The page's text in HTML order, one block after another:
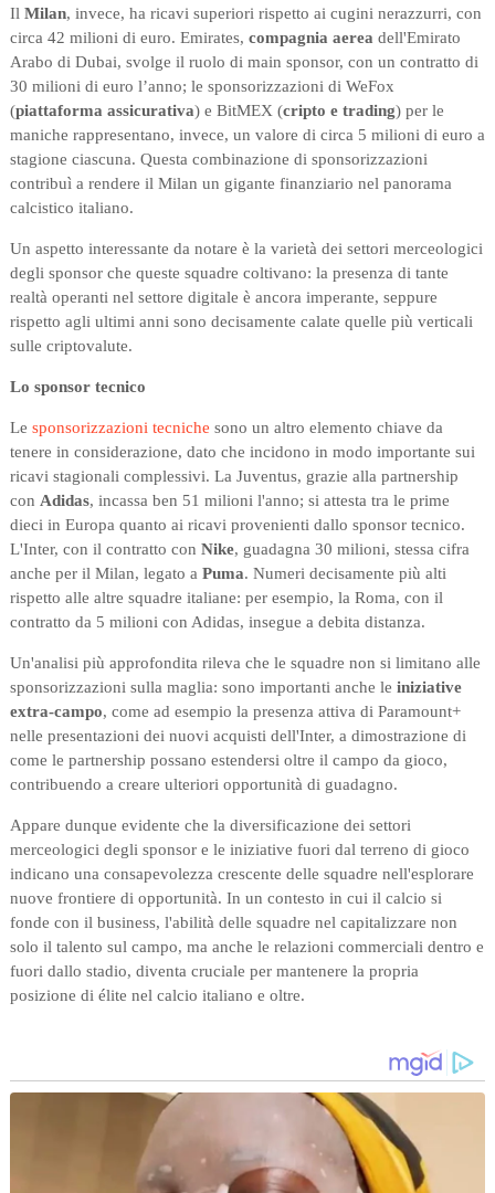
Il Milan, invece, ha ricavi superiori rispetto ai cugini nerazzurri, con
circa 42 milioni di euro. Emirates, compagnia aerea dell'Emirato
Arabo di Dubai, svolge il ruolo di main sponsor, con un contratto di
30 milioni di euro l’anno; le sponsorizzazioni di WeFox
(piattaforma assicurativa) e BitMEX (cripto e trading) per le
maniche rappresentano, invece, un valore di circa 5 milioni di euro a
stagione ciascuna. Questa combinazione di sponsorizzazioni
contribuì a rendere il Milan un gigante finanziario nel panorama
calcistico italiano.
Un aspetto interessante da notare è la varietà dei settori merceologici
degli sponsor che queste squadre coltivano: la presenza di tante
realtà operanti nel settore digitale è ancora imperante, seppure
rispetto agli ultimi anni sono decisamente calate quelle più verticali
sulle criptovalute.
Lo sponsor tecnico
Le sponsorizzazioni tecniche sono un altro elemento chiave da
tenere in considerazione, dato che incidono in modo importante sui
ricavi stagionali complessivi. La Juventus, grazie alla partnership
con Adidas, incassa ben 51 milioni l'anno; si attesta tra le prime
dieci in Europa quanto ai ricavi provenienti dallo sponsor tecnico.
L'Inter, con il contratto con Nike, guadagna 30 milioni, stessa cifra
anche per il Milan, legato a Puma. Numeri decisamente più alti
rispetto alle altre squadre italiane: per esempio, la Roma, con il
contratto da 5 milioni con Adidas, insegue a debita distanza.
Un'analisi più approfondita rileva che le squadre non si limitano alle
sponsorizzazioni sulla maglia: sono importanti anche le iniziative
extra-campo, come ad esempio la presenza attiva di Paramount+
nelle presentazioni dei nuovi acquisti dell'Inter, a dimostrazione di
come le partnership possano estendersi oltre il campo da gioco,
contribuendo a creare ulteriori opportunità di guadagno.
Appare dunque evidente che la diversificazione dei settori
merceologici degli sponsor e le iniziative fuori dal terreno di gioco
indicano una consapevolezza crescente delle squadre nell'esplorare
nuove frontiere di opportunità. In un contesto in cui il calcio si
fonde con il business, l'abilità delle squadre nel capitalizzare non
solo il talento sul campo, ma anche le relazioni commerciali dentro e
fuori dallo stadio, diventa cruciale per mantenere la propria
posizione di élite nel calcio italiano e oltre.